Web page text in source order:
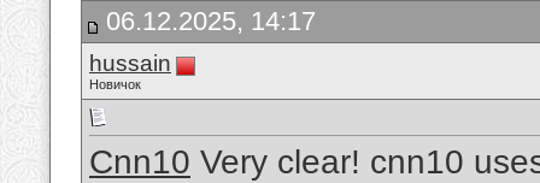
06.12.2025, 14:17
hussain
Новичок
Cnn10 Very clear! cnn10